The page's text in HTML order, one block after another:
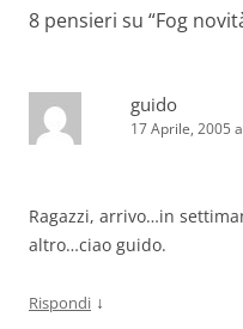
8 pensieri su “Fog
guido
17 Aprile, 2005
Ragazzi, arrivo…in
altro…ciao guido.
Rispondi ↓